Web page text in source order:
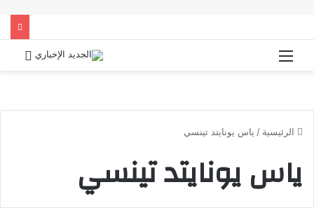
الرئيسية / ياس يونايتد تينسي
ياس يونايتد تينسي